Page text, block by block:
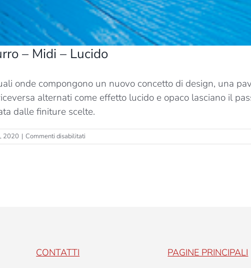
– Midi – Lucido
onde compongono un nuovo concetto di design, una
alternati come effetto lucido e opaco lasciano il
dalle finiture scelte.
2020 | Commenti disabilitati
Wave
CONTATTI
PAGINE PRINCIPALI